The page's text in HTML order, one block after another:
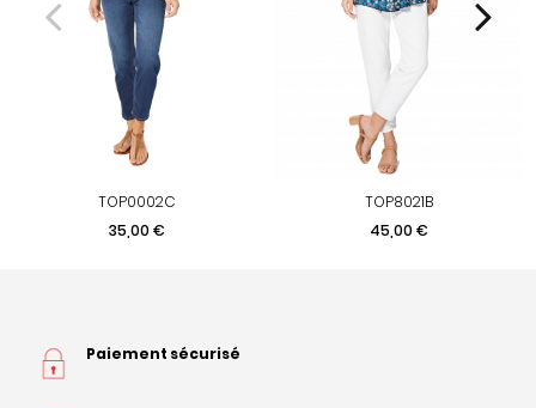
TOP0002C
Prix
35,00 €
TOP8021B
Prix
45,00 €
Paiement sécurisé